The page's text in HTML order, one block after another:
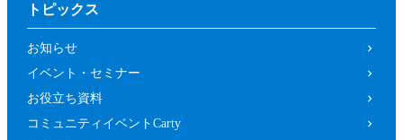
トピックス
お知らせ
イベント・セミナー
お役立ち資料
コミュニティイベントCarty